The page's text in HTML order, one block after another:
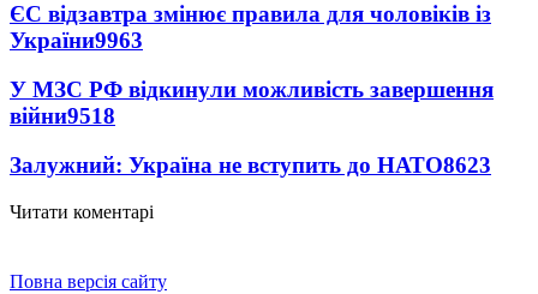
ЄС відзавтра змінює правила для чоловіків із
України9963
У МЗС РФ відкинули можливість завершення
війни9518
Залужний: Україна не вступить до НАТО8623
Читати коментарі
Повна версія сайту